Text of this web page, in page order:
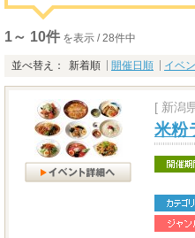
1～ 10件 を表示 / 28件中
並べ替え： 新着順 開催日順 イベ
[ 新潟
米粉